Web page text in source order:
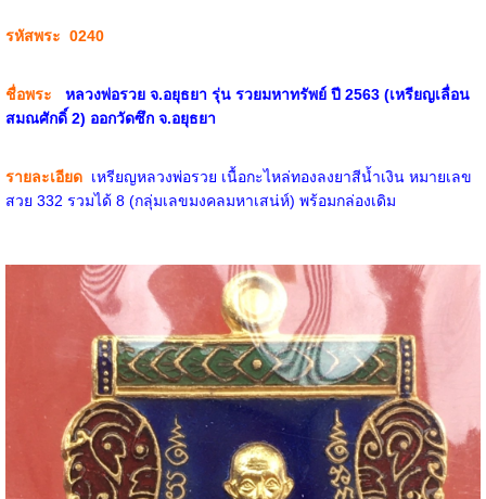
รหัสพระ 0240
ชื่อพระ หลวงพ่อรวย จ.อยุธยา รุ่น รวยมหาทรัพย์ ปี 2563 (เหรียญเลื่อน
สมณศักดิ์ 2) ออกวัดซึก จ.อยุธยา
รายละเอียด เหรียญหลวงพ่อรวย เนื้อกะไหล่ทองลงยาสีน้ำเงิน หมายเลข
สวย 332 รวมได้ 8 (กลุ่มเลขมงคลมหาเสน่ห์) พร้อมกล่องเดิม